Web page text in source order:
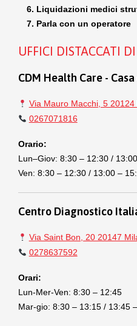
Liquidazioni medici
Parla con un operatore
UFFICI DISTACCATI
CDM Health Care -
Via Mauro Macchi, 5 20124
0267071816
Orario:
Lun–Giov: 8:30 – 12:30 /
Ven: 8:30 – 12:30 / 13:00 –
Centro Diagnostico
Via Saint Bon, 20 20147
0278637592
Orari:
Lun-Mer-Ven: 8:30 – 12:45
Mar-gio: 8:30 – 13:15 / 13:45